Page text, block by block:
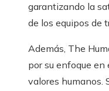
garantizando la
de los equipos de
Además, The
por su enfoque
valores humanos.